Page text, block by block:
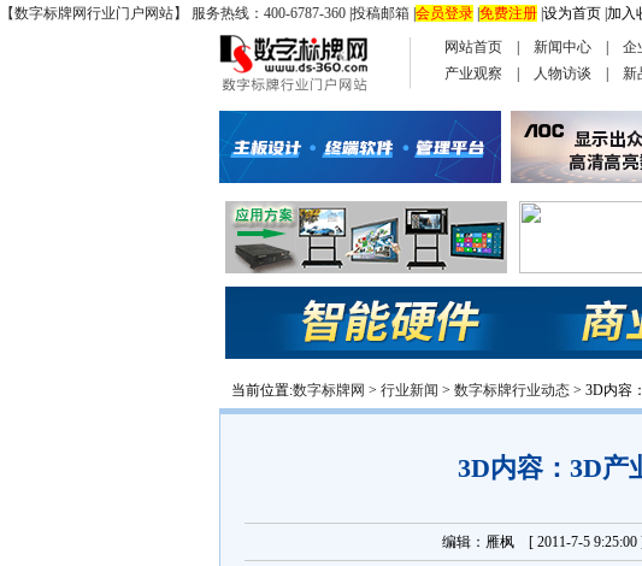
【数字标牌网行业门户网站】 服务热线：400-6787-360 投稿邮箱 会员登录 免费注册 设为首页 加入
网站首页
新闻中心 企
产业观察
人物访谈 新
当前位置:数字标牌网 > 行业新闻 > 数字标牌行业动态 > 3D内容
3D内容：3D产
编辑：雁枫 [ 2011-7-5